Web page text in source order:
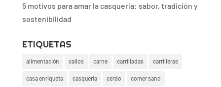
5 motivos para amar la casquería: sabor, tradición y
sostenibilidad
ETIQUETAS
alimentación callos carne carrilladas carrilleras
casa enriqueta casquería cerdo comer sano